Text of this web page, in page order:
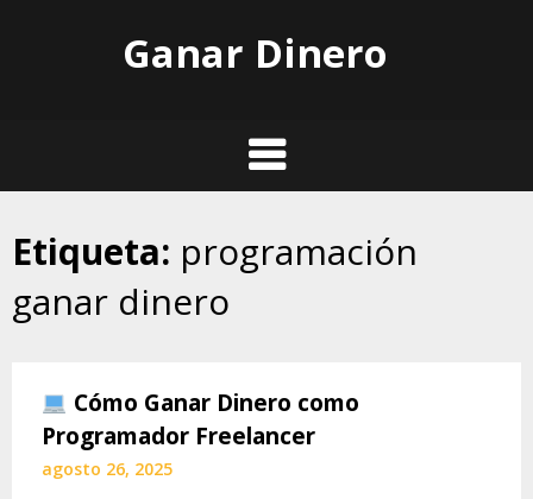
Ganar Dinero
Etiqueta: programación
ganar dinero
Cómo Ganar Dinero como
Programador Freelancer
agosto 26, 2025